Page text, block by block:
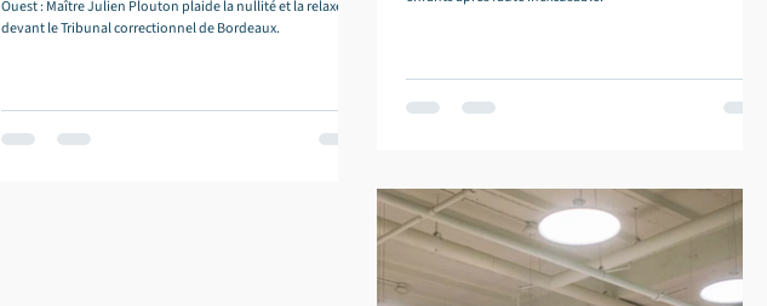
Ouest : Maître Julien Plouton plaide la nullité et la relaxe
devant le Tribunal correctionnel de Bordeaux.